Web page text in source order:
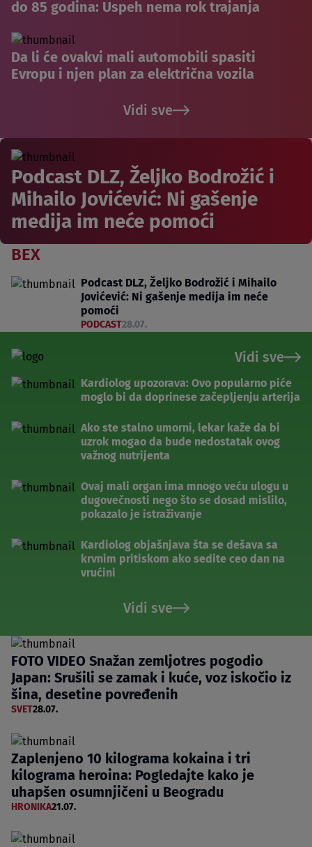
do 85 godina: Uspeh nema rok trajanja
Da li će ovakvi mali automobili spasiti
Evropu i njen plan za električna vozila
Vidi sve
Podcast DLZ, Željko Bodrožić i
Mihailo Jovićević: Ni gašenje
medija im neće pomoći
BEX
Podcast DLZ, Željko Bodrožić i Mihailo
Jovićević: Ni gašenje medija im neće
pomoći
PODCAST28.07.
Vidi sve
Kardiolog upozorava: Ovo popularno piće
moglo bi da doprinese začepljenju arterija
Ako ste stalno umorni, lekar kaže da bi
uzrok mogao da bude nedostatak ovog
važnog nutrijenta
Ovaj mali organ ima mnogo veću ulogu u
dugovečnosti nego što se dosad mislilo,
pokazalo je istraživanje
Kardiolog objašnjava šta se dešava sa
krvnim pritiskom ako sedite ceo dan na
vrućini
Vidi sve
FOTO VIDEO Snažan zemljotres pogodio
Japan: Srušili se zamak i kuće, voz iskočio iz
šina, desetine povređenih
SVET28.07.
Zaplenjeno 10 kilograma kokaina i tri
kilograma heroina: Pogledajte kako je
uhapšen osumnjičeni u Beogradu
HRONIKA21.07.